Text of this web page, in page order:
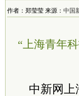
作者：郑莹莹 来源： 中国
“上海青年
中新网上